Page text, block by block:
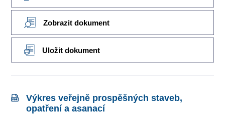
Zobrazit dokument
Uložit dokument
Výkres veřejně prospěšných staveb,
opatření a asanací